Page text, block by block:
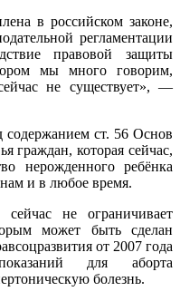
в российском законе,
регламентации
правовой защиты
мы много говорим,
не существует», —
содержанием ст. 56 Основ
граждан, которая сейчас,
нерожденного ребёнка
и в любое время.
сейчас не ограничивает
может быть сделан
от 2007 года
для аборта
болезнь.